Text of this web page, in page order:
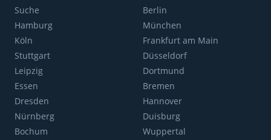
Suche
Berlin
Hamburg
München
Köln
Frankfurt am Main
Stuttgart
Düsseldorf
Leipzig
Dortmund
Essen
Bremen
Dresden
Hannover
Nürnberg
Duisburg
Bochum
Wuppertal